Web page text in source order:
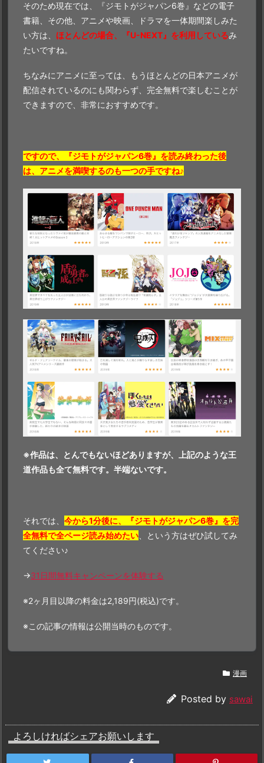
そのため現在では、『ジモトがジャパン6巻』などの電子
書籍、その他、アニメや映画、ドラマを一体期間楽しみた
い方は、 ほとんどの場合、『U-NEXT』を利用しているみ
たいですね。
ちなみにアニメに至っては、もうほとんどの日本アニメが
配信されているのにも関わらず、完全無料で楽しむことが
できますので、非常におすすめです。
ですので、『ジモトがジャパン6巻』を読み終わった後
は、アニメを満喫するのも一つの手ですね♪
※作品は、とんでもないほどありますが、上記のような王
道作品も全て無料です。半端ないです。
それでは、 今から1分後に、『ジモトがジャパン6巻』を完
全無料で全ページ読み始めたい 、という方はぜひ試してみ
てください♪
→31日間無料キャンペーンを体験する
※2ヶ月目以降の料金は2,189円(税込)です。
※この記事の情報は公開当時のものです。
漫画
Posted by sawai
よろしければシェアお願いします